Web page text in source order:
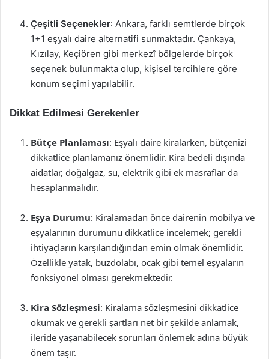
Çeşitli Seçenekler: Ankara, farklı semtlerde birçok
1+1 eşyalı daire alternatifi sunmaktadır. Çankaya,
Kızılay, Keçiören gibi merkezî bölgelerde birçok
seçenek bulunmakta olup, kişisel tercihlere göre
konum seçimi yapılabilir.
Dikkat Edilmesi Gerekenler
Bütçe Planlaması: Eşyalı daire kiralarken, bütçenizi
dikkatlice planlamanız önemlidir. Kira bedeli dışında
aidatlar, doğalgaz, su, elektrik gibi ek masraflar da
hesaplanmalıdır.
Eşya Durumu: Kiralamadan önce dairenin mobilya ve
eşyalarının durumunu dikkatlice incelemek; gerekli
ihtiyaçların karşılandığından emin olmak önemlidir.
Özellikle yatak, buzdolabı, ocak gibi temel eşyaların
fonksiyonel olması gerekmektedir.
Kira Sözleşmesi: Kiralama sözleşmesini dikkatlice
okumak ve gerekli şartları net bir şekilde anlamak,
ileride yaşanabilecek sorunları önlemek adına büyük
önem taşır.